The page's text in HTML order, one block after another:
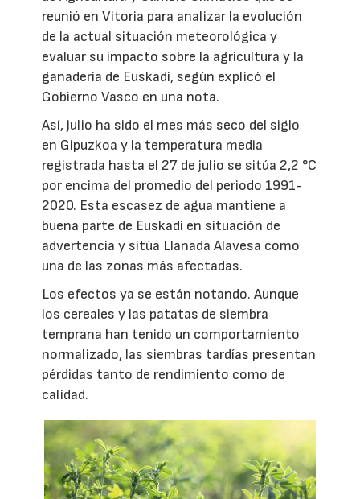
reunió en Vitoria para analizar la evolución
de la actual situación meteorológica y
evaluar su impacto sobre la agricultura y la
ganadería de Euskadi, según explicó el
Gobierno Vasco en una nota.
Así, julio ha sido el mes más seco del siglo
en Gipuzkoa y la temperatura media
registrada hasta el 27 de julio se sitúa 2,2 °C
por encima del promedio del periodo 1991-
2020. Esta escasez de agua mantiene a
buena parte de Euskadi en situación de
advertencia y sitúa Llanada Alavesa como
una de las zonas más afectadas.
Los efectos ya se están notando. Aunque
los cereales y las patatas de siembra
temprana han tenido un comportamiento
normalizado, las siembras tardías presentan
pérdidas tanto de rendimiento como de
calidad.